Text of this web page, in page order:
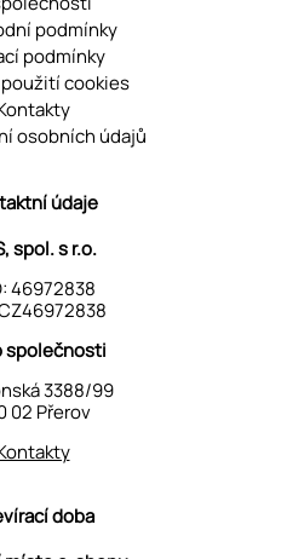
podmínky
podmínky
cookies
osobních údajů
údaje
spol. s r.o.
46972838
společnosti
3388/99
02 Přerov
doba